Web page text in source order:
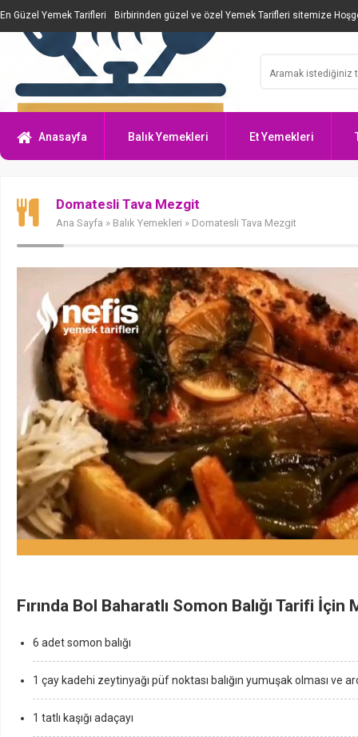
En Güzel Yemek Tarifleri Birbirinden güzel ve özel Yemek Tarifleri sitemize
Anasayfa Balık Yemekleri Et Yemekleri
Domatesli Tava Mezgit
Ana Sayfa » Balık Yemekleri » Domatesli Tava Mezgit
Fırında Bol Baharatlı Somon Balığı Tarifi
6 adet somon balığı
1 çay kadehi zeytinyağı püf noktası balığın yumuşak olması ve
1 tatlı kaşığı adaçayı